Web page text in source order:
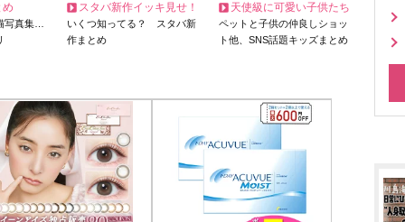
め
写真集…
スタバ新作イッキ見せ！
いくつ知ってる？ スタバ新
作まとめ
天使級に可愛い子供たち
ペットと子供の仲良しショッ
ト他、SNS話題キッズまとめ